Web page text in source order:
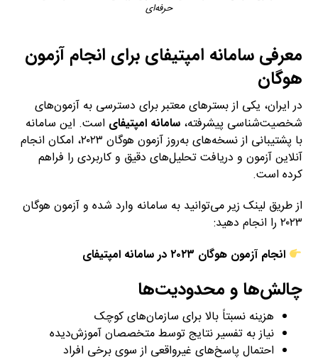
حرفه‌ای
معرفی سامانه امپتیفای برای انجام آزمون
هوگان
در ایران، یکی از بسترهای معتبر برای دسترسی به آزمون‌های
شخصیت‌شناسی پیشرفته،سامانه امپتیفای است. این سامانه
با پشتیبانی از نسخه‌های به‌روز آزمون هوگان ۲۰۲۳، امکان انجام
آنلاین آزمون و دریافت تحلیل‌های دقیق و کاربردی را فراهم
کرده است.
از طریق لینک زیر می‌توانید به سامانه وارد شده و آزمون هوگان
۲۰۲۳ را انجام دهید:
انجام آزمون هوگان ۲۰۲۳ در سامانه امپتیفای
چالش‌ها و محدودیت‌ها
هزینه نسبتاً بالا برای سازمان‌های کوچک
نیاز به تفسیر نتایج توسط متخصصان آموزش‌دیده
احتمال پاسخ‌های غیرواقعی از سوی برخی افراد